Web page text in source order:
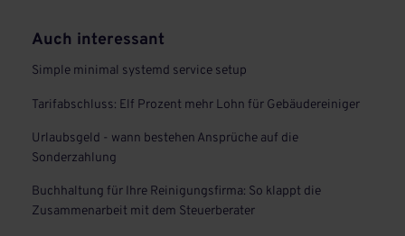
Auch interessant
Simple minimal systemd service setup
Tarifabschluss: Elf Prozent mehr Lohn für Gebäudereiniger
Urlaubsgeld - wann bestehen Ansprüche auf die
Sonderzahlung
Buchhaltung für Ihre Reinigungsfirma: So klappt die
Zusammenarbeit mit dem Steuerberater